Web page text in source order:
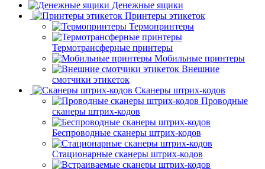
Денежные ящики
Принтеры этикеток
Термопринтеры
Термотрансферные принтеры
Мобильные принтеры
Внешние
смотчики этикеток
Сканеры штрих-кодов
Проводные
сканеры штрих-кодов
Беспроводные сканеры штрих-кодов
Стационарные сканеры штрих-кодов